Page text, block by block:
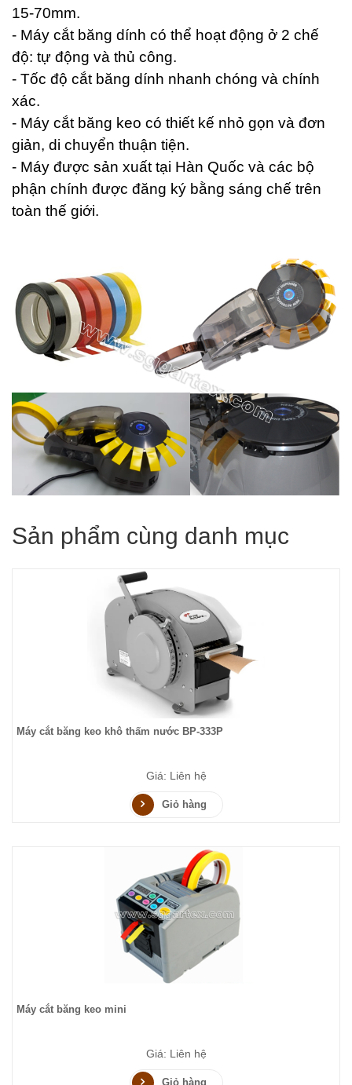
15-70mm.
- Máy cắt băng dính có thể hoạt động ở 2 chế
độ: tự động và thủ công.
- Tốc độ cắt băng dính nhanh chóng và chính
xác.
- Máy cắt băng keo có thiết kế nhỏ gọn và đơn
giản, di chuyển thuận tiện.
- Máy được sản xuất tại Hàn Quốc và các bộ
phận chính được đăng ký bằng sáng chế trên
toàn thế giới.
Sản phẩm cùng danh mục
Máy cắt băng keo khô thấm nước BP-333P
Giá: Liên hệ
Giỏ hàng
Máy cắt băng keo mini
Giá: Liên hệ
Giỏ hàng